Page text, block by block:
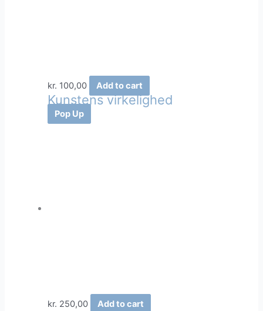
kr. 100,00 Add to cart
Kunstens virkelighed
Pop Up
kr. 250,00 Add to cart